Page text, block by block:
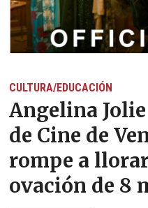
CULTURA/EDUCACIÓN
Angelina
de Cine de
rompe a
ovación de 8